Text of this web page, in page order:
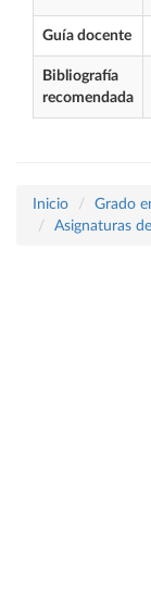
Guía docente
Bibliografía
recomendada
Inicio
Grado
Asignaturas